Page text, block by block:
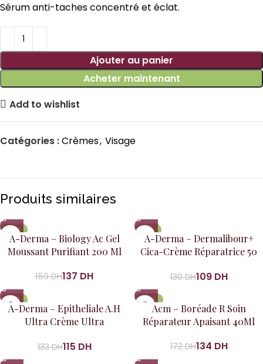
Sérum anti-taches concentré et éclat.
Ajouter au panier
Acheter maintenant
Add to wishlist
Catégories :Crèmes, Visage
Produits similaires
-14%
A-Derma – Biology Ac Gel
Moussant Purifiant 200 Ml
159DH137 DH
-16%
A-Derma – Dermalibour+
Cica-Crème Réparatrice 50
130DH109 DH
-14%
A-Derma – Epitheliale A.H
Ultra Crème Ultra
133DH115 DH
-22%
Acm – Boréade R Soin
Réparateur Apaisant 40Ml
172DH134 DH